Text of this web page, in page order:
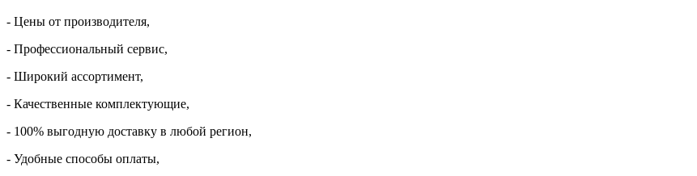
- Цены от производителя,
- Профессиональный сервис,
- Широкий ассортимент,
- Качественные комплектующие,
- 100% выгодную доставку в любой регион,
- Удобные способы оплаты,